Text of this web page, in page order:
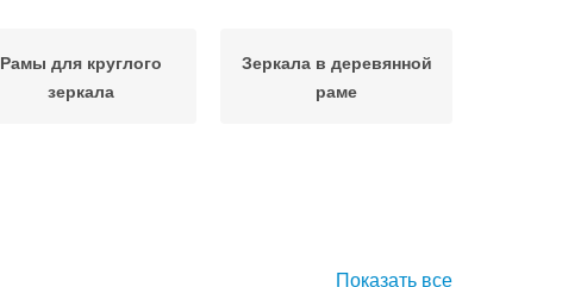
Рамы для круглого
зеркала
Зеркала в деревянной
раме
Показать все